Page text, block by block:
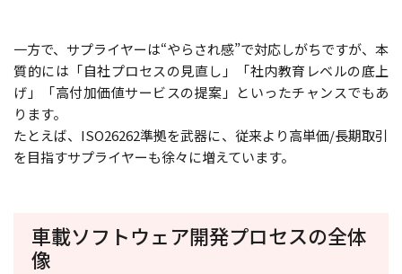
一方で、サプライヤーは“やらされ感”で対応しがちですが、本
質的には「自社プロセスの見直し」「社内教育レベルの底上
げ」「高付加価値サービスの提案」といったチャンスでもあ
ります。
たとえば、ISO26262準拠を武器に、従来より高単価/長期取引
を目指すサプライヤーも徐々に増えています。
車載ソフトウェア開発プロセスの全体
像